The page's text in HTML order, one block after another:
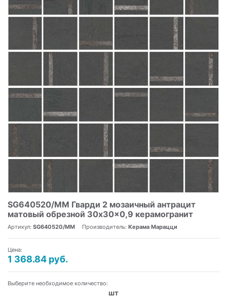
SG640520/MM Гварди 2 мозаичный антрацит
матовый обрезной 30x30x0,9 керамогранит
Артикул: SG640520/MM Производитель: Керама Марацци
Цена:
1 368.84 руб.
Выберите необходимое количество:
шт